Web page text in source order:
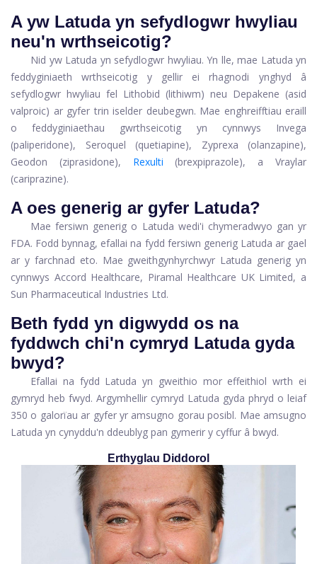
A yw Latuda yn sefydlogwr hwyliau
neu'n wrthseicotig?
Nid yw Latuda yn sefydlogwr hwyliau. Yn lle, mae Latuda yn
feddyginiaeth wrthseicotig y gellir ei rhagnodi ynghyd â
sefydlogwr hwyliau fel Lithobid (lithiwm) neu Depakene (asid
valproic) ar gyfer trin iselder deubegwn. Mae enghreifftiau eraill
o feddyginiaethau gwrthseicotig yn cynnwys Invega
(paliperidone), Seroquel (quetiapine), Zyprexa (olanzapine),
Geodon (ziprasidone), Rexulti (brexpiprazole), a Vraylar
(cariprazine).
A oes generig ar gyfer Latuda?
Mae fersiwn generig o Latuda wedi'i chymeradwyo gan yr
FDA. Fodd bynnag, efallai na fydd fersiwn generig Latuda ar gael
ar y farchnad eto. Mae gweithgynhyrchwyr Latuda generig yn
cynnwys Accord Healthcare, Piramal Healthcare UK Limited, a
Sun Pharmaceutical Industries Ltd.
Beth fydd yn digwydd os na
fyddwch chi'n cymryd Latuda gyda
bwyd?
Efallai na fydd Latuda yn gweithio mor effeithiol wrth ei
gymryd heb fwyd. Argymhellir cymryd Latuda gyda phryd o leiaf
350 o galorïau ar gyfer yr amsugno gorau posibl. Mae amsugno
Latuda yn cynyddu'n ddeublyg pan gymerir y cyffur â bwyd.
Erthyglau Diddorol